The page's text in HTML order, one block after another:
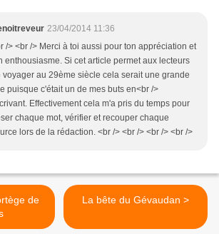
23/04/2014 11:36
/> <br /> Merci à toi aussi pour ton appréciation et
enthousiasme. Si cet article permet aux lecteurs
voyager au 29ème siècle cela serait une grande
puisque c'était un de mes buts en<br />
Effectivement cela m'a pris du temps pour
chaque mot, vérifier et recouper chaque
lors de la rédaction. <br /> <br /> <br /> <br />
La bête du Gévaudan >